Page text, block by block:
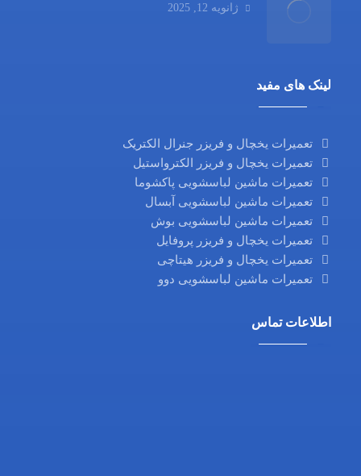
ژانویه 12, 2025
لینک های مفید
تعمیرات یخچال و فریزر جنرال الکتریک
تعمیرات یخچال و فریزر الکترواستیل
تعمیرات ماشین لباسشویی پاکشوما
تعمیرات ماشین لباسشویی آبسال
تعمیرات ماشین لباسشویی بوش
تعمیرات یخچال و فریزر پروفایل
تعمیرات یخچال و فریزر هیتاچی
تعمیرات ماشین لباسشویی دوو
اطلاعات تماس